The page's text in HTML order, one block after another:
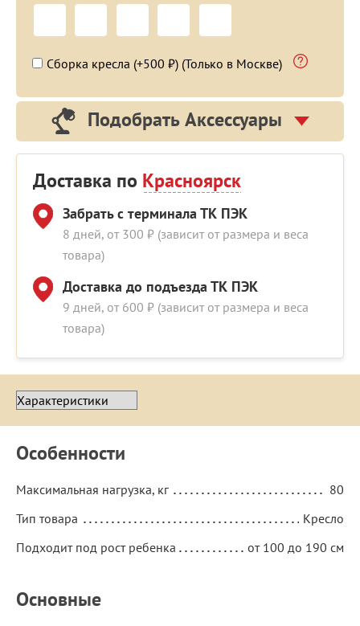
Сборка кресла (+500 ₽) (Только в Москве)
Подобрать Аксессуары
Доставка по Красноярск
Забрать с терминала ТК ПЭК
8 дней, от 300 ₽ (зависит от размера и веса
товара)
Доставка до подъезда ТК ПЭК
9 дней, от 600 ₽ (зависит от размера и веса
товара)
Особенности
Максимальная нагрузка, кг
80
Тип товара
Кресло
Подходит под рост ребенка
от 100 до 190 см
Основные